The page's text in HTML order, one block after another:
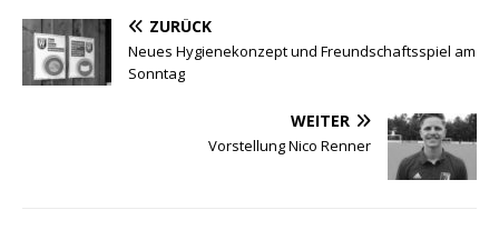
ZURÜCK
Neues Hygienekonzept und Freundschaftsspiel am
Sonntag
WEITER
Vorstellung Nico Renner